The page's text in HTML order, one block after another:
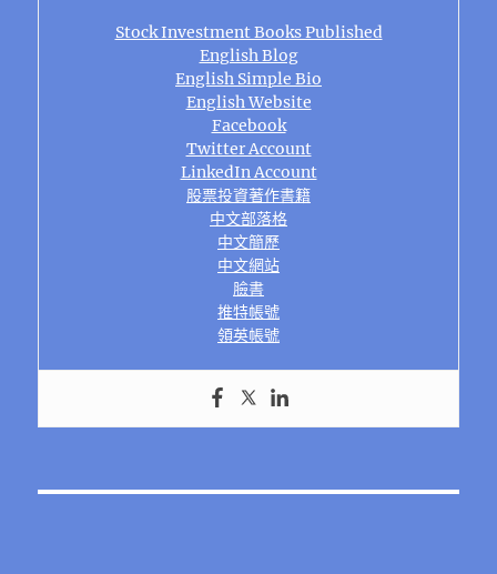
Stock Investment Books Published
English Blog
English Simple Bio
English Website
Facebook
Twitter Account
LinkedIn Account
股票投資著作書籍
中文部落格
中文簡歷
中文網站
臉書
推特帳號
領英帳號